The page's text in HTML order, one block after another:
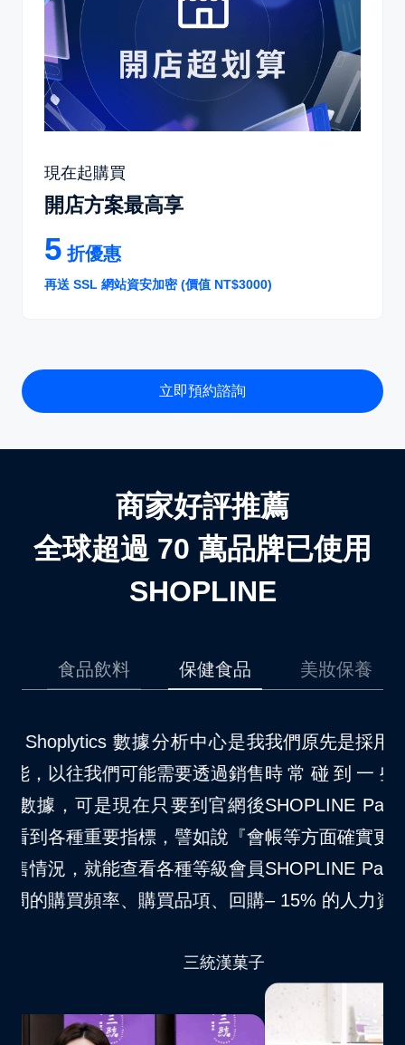
現在起購買
開店方案最高享
5 折優惠
再送 SSL 網站資安加密 (價值 NT$3000)
立即預約諮詢
商家好評推薦
全球超過 70 萬品牌已使用
SHOPLINE
食品飲料 保健食品 美妝保養
我們原先是採用其他的第三方金流，在使用上
時常碰到一些問題，後來因為開通了
SHOPLINE Payments 以後，對於消費者結
帳等方面確實更順暢許多。自從我們品牌導入
SHOPLINE Payments 以後，大約節省了 10
– 15% 的人力資源消耗。